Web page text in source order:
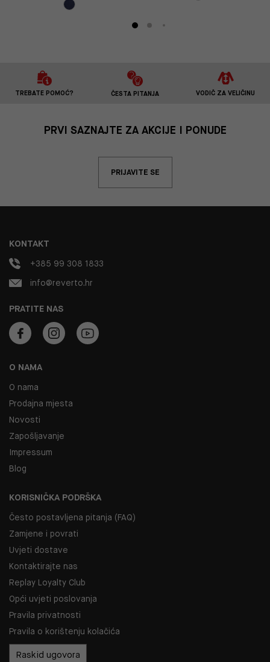
TREBATE POMOĆ? ČESTA PITANJA VODIČ ZA VELIČINU
PRVI SAZNAJTE ZA AKCIJE I PONUDE
PRIJAVITE SE
O NAMA
O nama
Prodajna mjesta
Novosti
Zapošljavanje
Impressum
Blog
KORISNIČKA PODRŠKA
Često postavljena pitanja (FAQ)
Zamjene i povrati
Uvjeti dostave
Kontaktirajte nas
Replay Loyalty Club
Opći uvjeti poslovanja
Pravila privatnosti
Pravila o korištenju kolačića
Raskid ugovora
PRATITE NAS
KONTAKT
+385 99 308 1833
info@reverto.hr